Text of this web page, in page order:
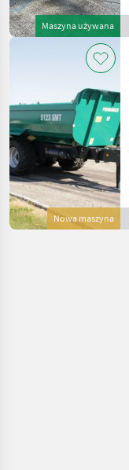
Maszyna używana
Nowa maszyna